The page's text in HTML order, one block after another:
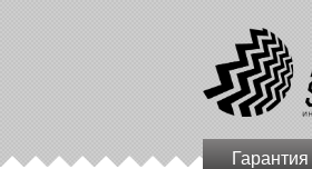
Гарантия